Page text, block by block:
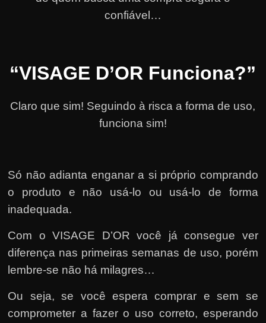
confiável…
“VISAGE D’OR Funciona?”
Claro que sim! Seguindo à risca a forma de uso,
funciona sim!
Só não adianta enganar a si próprio comprando
o produto e não usá-lo ou usá-lo de forma
inadequada.
Com o VISAGE D’OR você já consegue ver
diferença nas primeiras semanas de uso, porém
lembre-se não há milagres…
Ou seja, se você espera comprar e sem se
comprometer a fazer o uso correto, esperando